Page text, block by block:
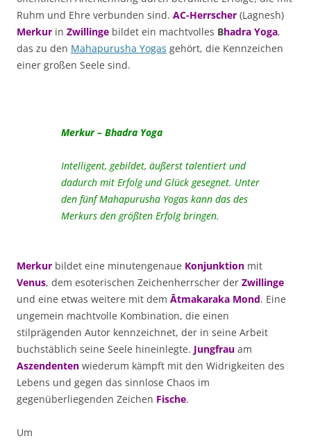
Ruhm und Ehre verbunden sind. AC-Herrscher (Lagnesh)
Merkur in Zwillinge bildet ein machtvolles Bhadra Yoga,
das zu den Mahapurusha Yogas gehört, die Kennzeichen
einer großen Seele sind.
Merkur – Bhadra Yoga
Intelligent, gebildet, äußerst talentiert und
dadurch mit Erfolg und Glück gesegnet. Unter
den fünf Mahapurusha Yogas kann das des
Merkurs den größten Erfolg bringen.
Merkur bildet eine minutengenaue Konjunktion mit
Venus, dem esoterischen Zeichenherrscher der Zwillinge
und eine etwas weitere mit dem Ātmakaraka Mond. Eine
ungemein machtvolle Kombination, die einen
stilprägenden Autor kennzeichnet, der in seine Arbeit
buchstäblich seine Seele hineinlegte. Jungfrau am
Aszendenten wiederum kämpft mit den Widrigkeiten des
Lebens und gegen das sinnlose Chaos im
gegenüberliegenden Zeichen Fische.
Um